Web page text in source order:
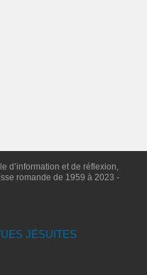
d’information et de réflexion,
romande de 1959 à 2023 -
JÉSUITES